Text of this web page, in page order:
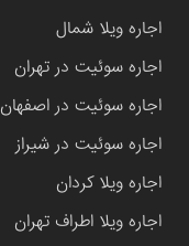
اجاره ویلا شمال
اجاره سوئیت در تهران
اجاره سوئیت در اصفهان
اجاره سوئیت در شیراز
اجاره ویلا کردان
اجاره ویلا اطراف تهران